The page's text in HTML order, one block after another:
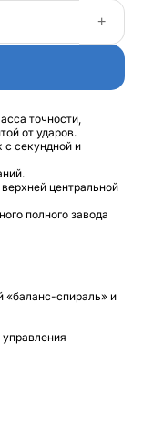
+
точности,
от ударов.
с секундной и
центральной
полного завода
«баланс-спираль» и